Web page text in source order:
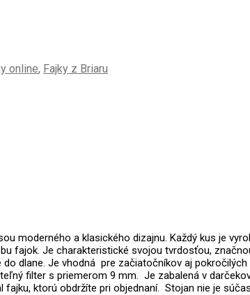
online, Fajky z Briaru
moderného a klasického dizajnu. Každý kus je
fajok. Je charakteristické svojou tvrdosťou,
dlane. Je vhodná pre začiatočníkov aj
filter s priemerom 9 mm. Je zabalená v
ktorú obdržíte pri objednaní. Stojan nie je